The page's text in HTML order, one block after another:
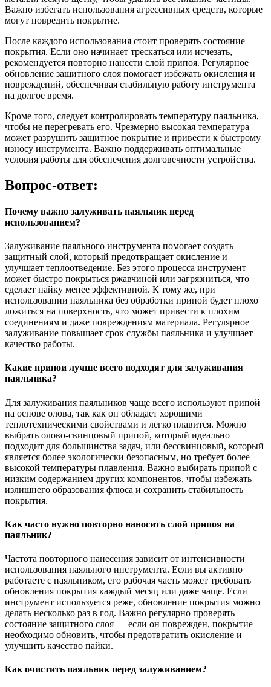
Важно избегать использования агрессивных средств, которые
могут повредить покрытие.
После каждого использования стоит проверять состояние
покрытия. Если оно начинает трескаться или исчезать,
рекомендуется повторно нанести слой припоя. Регулярное
обновление защитного слоя помогает избежать окисления и
повреждений, обеспечивая стабильную работу инструмента
на долгое время.
Кроме того, следует контролировать температуру паяльника,
чтобы не перегревать его. Чрезмерно высокая температура
может разрушить защитное покрытие и привести к быстрому
износу инструмента. Важно поддерживать оптимальные
условия работы для обеспечения долговечности устройства.
Вопрос-ответ:
Почему важно залуживать паяльник перед
использованием?
Залуживание паяльного инструмента помогает создать
защитный слой, который предотвращает окисление и
улучшает теплоотведение. Без этого процесса инструмент
может быстро покрыться ржавчиной или загрязниться, что
сделает пайку менее эффективной. К тому же, при
использовании паяльника без обработки припой будет плохо
ложиться на поверхность, что может привести к плохим
соединениям и даже повреждениям материала. Регулярное
залуживание повышает срок службы паяльника и улучшает
качество работы.
Какие припои лучше всего подходят для залуживания
паяльника?
Для залуживания паяльников чаще всего используют припой
на основе олова, так как он обладает хорошими
теплотехническими свойствами и легко плавится. Можно
выбрать олово-свинцовый припой, который идеально
подходит для большинства задач, или бессвинцовый, который
является более экологически безопасным, но требует более
высокой температуры плавления. Важно выбирать припой с
низким содержанием других компонентов, чтобы избежать
излишнего образования флюса и сохранить стабильность
покрытия.
Как часто нужно повторно наносить слой припоя на
паяльник?
Частота повторного нанесения зависит от интенсивности
использования паяльного инструмента. Если вы активно
работаете с паяльником, его рабочая часть может требовать
обновления покрытия каждый месяц или даже чаще. Если
инструмент используется реже, обновление покрытия можно
делать несколько раз в год. Важно регулярно проверять
состояние защитного слоя — если он поврежден, покрытие
необходимо обновить, чтобы предотвратить окисление и
улучшить качество пайки.
Как очистить паяльник перед залуживанием?